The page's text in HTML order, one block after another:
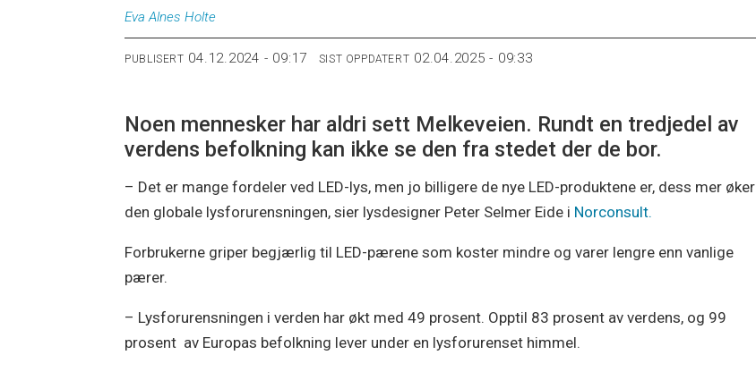
Eva Alnes Holte
PUBLISERT 04.12.2024 - 09:17 SIST OPPDATERT 02.04.2025 - 09:33
Noen mennesker har aldri sett Melkeveien. Rundt en tredjedel av
verdens befolkning kan ikke se den fra stedet der de bor.
– Det er mange fordeler ved LED-lys, men jo billigere de nye LED-produktene er, dess mer øker
den globale lysforurensningen, sier lysdesigner Peter Selmer Eide i Norconsult.
Forbrukerne griper begjærlig til LED-pærene som koster mindre og varer lengre enn vanlige
pærer.
– Lysforurensningen i verden har økt med 49 prosent. Opptil 83 prosent av verdens, og 99
prosent av Europas befolkning lever under en lysforurenset himmel.